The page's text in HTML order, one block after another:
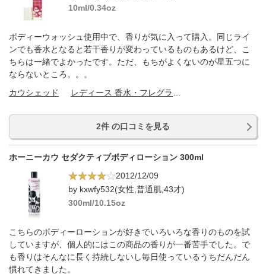
10ml/0.34oz
ボディーウォッシュ使用中で、香りが気に入って購入。同じライ
ンでも香水となると若干香りが変わっているものもあるけど、こ
ちらは一緒でよかったです。ただ、もちがよくないのが星五つに
ならないところ。。。
カウシェッド
2件 の口コミを見る
ホーニーカウ セダクティブボディローション 300ml
2012/12/09
by kxwfy532(女性,普通肌,43才)
300ml/10.15oz
こちらのボディーローションが好きでいろいろな香りのものを試
していますが、個人的にはこの商品の香りが一番苦手でした。で
も香りはそんなに長く持続しないし毎日使っているうちだんだん
慣れてきました。